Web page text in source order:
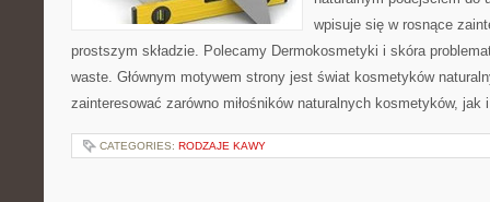
wpisuje się w rosnące
prostszym składzie. Polecamy Dermokosmetyki i skóra
waste. Głównym motywem strony jest świat kosmetyków
zainteresować zarówno miłośników naturalnych kosmetyków,
CATEGORIES: RODZAJE KAWY